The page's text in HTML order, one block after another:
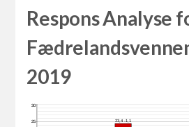
Respons Analyse
2019
23,4 -1,1
25
30